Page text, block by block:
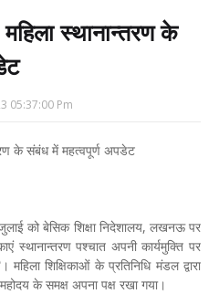
स्थानान्तरण के
05:37:00 Pm
के संबंध में महत्वपूर्ण अपडेट
को बेसिक शिक्षा निदेशालय, लखनऊ पर
स्थानान्तरण पश्चात अपनी कार्यमुक्ति पर
शिक्षिकाओं के प्रतिनिधि मंडल द्वारा
के समक्ष अपना पक्ष रखा गया।